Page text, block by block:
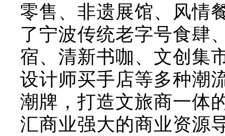
零售、非遗展馆、风情
了宁波传统老字号食肆
宿、清新书咖、文创集
设计师买手店等多种潮
潮牌，打造文旅商一体
汇商业强大的商业资源